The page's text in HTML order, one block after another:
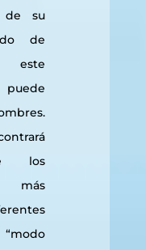
de su
de
este
los
más